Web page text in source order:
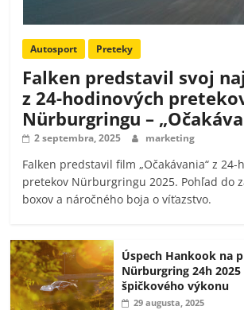
Autosport Preteky
Falken predstavil svoj
z 24-hodinových
Nürburgringu –
2 septembra, 2025 marketing
Falken predstavil film „Očakávania“ z 24-
pretekov Nürburgringu 2025. Pohľad do
boxov a náročného boja o víťazstvo.
Úspech Hankook na
Nürburgring 24h
špičkového výkonu
29 augusta, 2025